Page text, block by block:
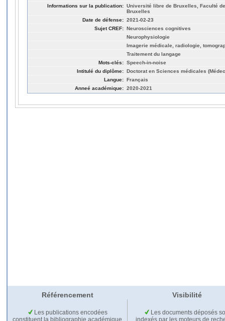
Informations sur la publication: Université libre de Bruxelles, Faculté
Bruxelles
Date de défense: 2021-02-23
Sujet CREF: Neurosciences cognitives
Neurophysiologie
Imagerie médicale, radiologie,
Traitement du langage
Mots-clés: Speech-in-noise
Intitulé du diplôme: Doctorat en Sciences médicales
Langue: Français
Anneé académique: 2020-2021
Référencement Visibilité
Les publications encodées
Les documents déposés